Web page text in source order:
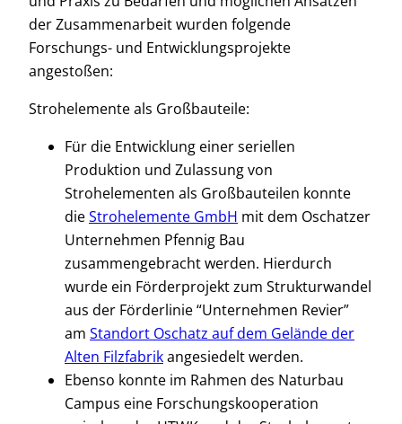
der Zusammenarbeit wurden folgende
Forschungs- und Entwicklungsprojekte
angestoßen:
Strohelemente als Großbauteile:
Für die Entwicklung einer seriellen
Produktion und Zulassung von
Strohelementen als Großbauteilen konnte
dieStrohelemente GmbH mit dem Oschatzer
Unternehmen Pfennig Bau
zusammengebracht werden. Hierdurch
wurde ein Förderprojekt zum Strukturwandel
aus der Förderlinie “Unternehmen Revier”
am Standort Oschatz auf dem Gelände der
Alten Filzfabrikangesiedelt werden.
Ebenso konnte im Rahmen des Naturbau
Campus eine Forschungskooperation